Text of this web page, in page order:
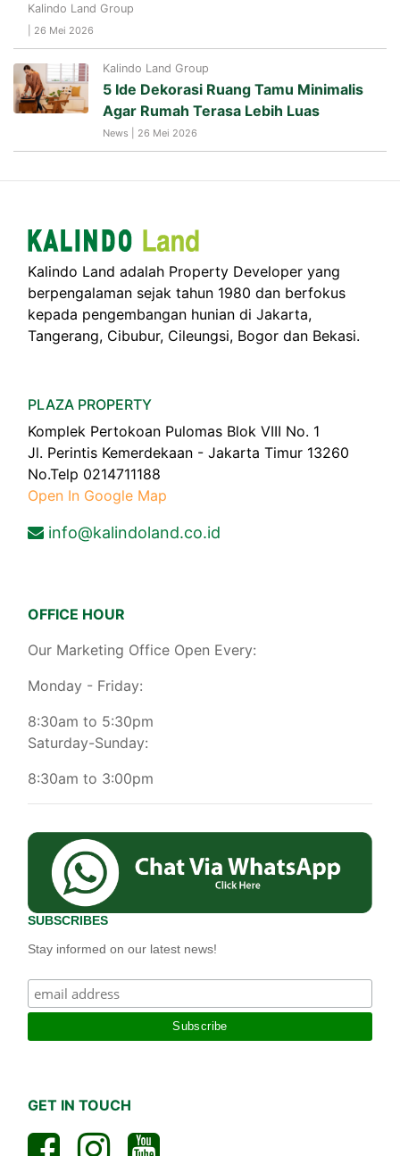
Kalindo Land Group
| 26 Mei 2026
Kalindo Land Group
5 Ide Dekorasi Ruang Tamu Minimalis
Agar Rumah Terasa Lebih Luas
News | 26 Mei 2026
Kalindo Land adalah Property Developer yang
berpengalaman sejak tahun 1980 dan berfokus
kepada pengembangan hunian di Jakarta,
Tangerang, Cibubur, Cileungsi, Bogor dan Bekasi.
PLAZA PROPERTY
Komplek Pertokoan Pulomas Blok VIII No. 1
Jl. Perintis Kemerdekaan - Jakarta Timur 13260
No.Telp 0214711188
Open In Google Map
info@kalindoland.co.id
OFFICE HOUR
Our Marketing Office Open Every:
Monday - Friday:
8:30am to 5:30pm
Saturday-Sunday:
8:30am to 3:00pm
SUBSCRIBES
Stay informed on our latest news!
GET IN TOUCH